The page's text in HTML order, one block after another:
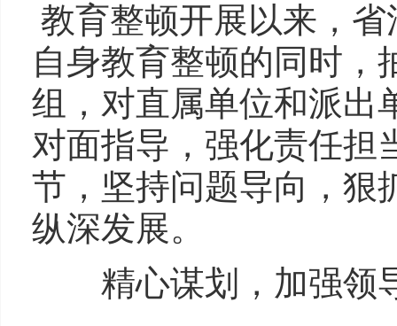
教育整顿开展以来，
自身教育整顿的同时，
组，对直属单位和派出
对面指导，强化责任担
节，坚持问题导向，狠
纵深发展。
精心谋划，加强领